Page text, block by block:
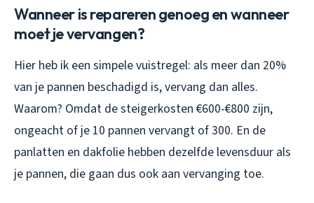
Wanneer is repareren genoeg en wanneer
moet je vervangen?
Hier heb ik een simpele vuistregel: als meer dan 20%
van je pannen beschadigd is, vervang dan alles.
Waarom? Omdat de steigerkosten €600-€800 zijn,
ongeacht of je 10 pannen vervangt of 300. En de
panlatten en dakfolie hebben dezelfde levensduur als
je pannen, die gaan dus ook aan vervanging toe.